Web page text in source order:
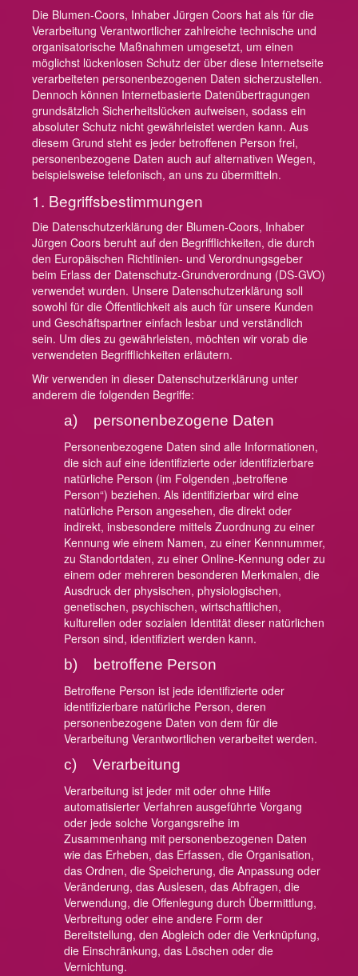
Die Blumen-Coors, Inhaber Jürgen Coors hat als für die
Verarbeitung Verantwortlicher zahlreiche technische und
organisatorische Maßnahmen umgesetzt, um einen
möglichst lückenlosen Schutz der über diese Internetseite
verarbeiteten personenbezogenen Daten sicherzustellen.
Dennoch können Internetbasierte Datenübertragungen
grundsätzlich Sicherheitslücken aufweisen, sodass ein
absoluter Schutz nicht gewährleistet werden kann. Aus
diesem Grund steht es jeder betroffenen Person frei,
personenbezogene Daten auch auf alternativen Wegen,
beispielsweise telefonisch, an uns zu übermitteln.
1. Begriffsbestimmungen
Die Datenschutzerklärung der Blumen-Coors, Inhaber
Jürgen Coors beruht auf den Begrifflichkeiten, die durch
den Europäischen Richtlinien- und Verordnungsgeber
beim Erlass der Datenschutz-Grundverordnung (DS-GVO)
verwendet wurden. Unsere Datenschutzerklärung soll
sowohl für die Öffentlichkeit als auch für unsere Kunden
und Geschäftspartner einfach lesbar und verständlich
sein. Um dies zu gewährleisten, möchten wir vorab die
verwendeten Begrifflichkeiten erläutern.
Wir verwenden in dieser Datenschutzerklärung unter
anderem die folgenden Begriffe:
a) personenbezogene Daten
Personenbezogene Daten sind alle Informationen,
die sich auf eine identifizierte oder identifizierbare
natürliche Person (im Folgenden „betroffene
Person“) beziehen. Als identifizierbar wird eine
natürliche Person angesehen, die direkt oder
indirekt, insbesondere mittels Zuordnung zu einer
Kennung wie einem Namen, zu einer Kennnummer,
zu Standortdaten, zu einer Online-Kennung oder zu
einem oder mehreren besonderen Merkmalen, die
Ausdruck der physischen, physiologischen,
genetischen, psychischen, wirtschaftlichen,
kulturellen oder sozialen Identität dieser natürlichen
Person sind, identifiziert werden kann.
b) betroffene Person
Betroffene Person ist jede identifizierte oder
identifizierbare natürliche Person, deren
personenbezogene Daten von dem für die
Verarbeitung Verantwortlichen verarbeitet werden.
c) Verarbeitung
Verarbeitung ist jeder mit oder ohne Hilfe
automatisierter Verfahren ausgeführte Vorgang
oder jede solche Vorgangsreihe im
Zusammenhang mit personenbezogenen Daten
wie das Erheben, das Erfassen, die Organisation,
das Ordnen, die Speicherung, die Anpassung oder
Veränderung, das Auslesen, das Abfragen, die
Verwendung, die Offenlegung durch Übermittlung,
Verbreitung oder eine andere Form der
Bereitstellung, den Abgleich oder die Verknüpfung,
die Einschränkung, das Löschen oder die
Vernichtung.